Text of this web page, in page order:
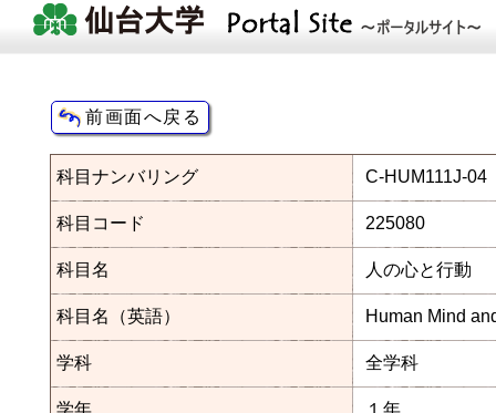
科目ナンバリング C-HUM111J-04
科目コード 225080
科目名 人の心と行動
科目名（英語） Human Mind
学科 全学科
学年 １年